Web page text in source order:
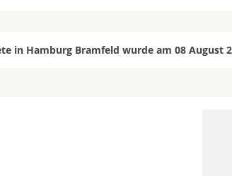
in Hamburg Bramfeld wurde am 08 August